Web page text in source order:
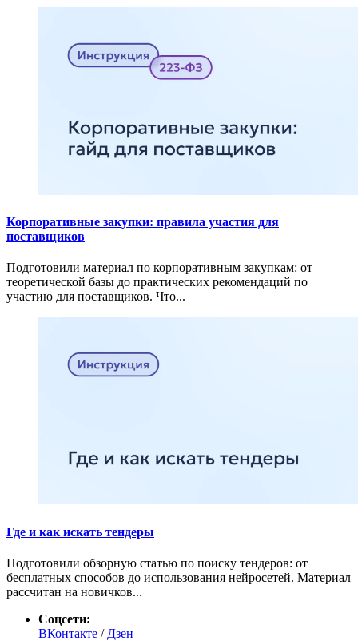
Корпоративные закупки: правила участия для
поставщиков
Подготовили материал по корпоративным закупкам: от
теоретической базы до практических рекомендаций по
участию для поставщиков. Что...
Где и как искать тендеры
Подготовили обзорную статью по поиску тендеров: от
бесплатных способов до использования нейросетей. Материал
рассчитан на новичков...
Соцсети:
ВКонтакте / Дзен